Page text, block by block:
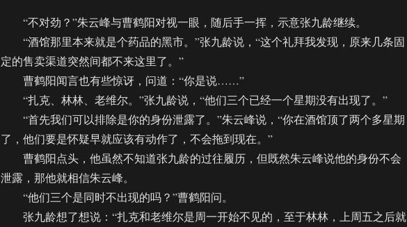
“不对劲？”朱云峰与曹鹤阳对视一眼，随后手一挥，示意张九龄继续。
“酒馆那里本来就是个药品的黑市。”张九龄说，“这个礼拜我发现，原来几条固
定的售卖渠道突然间都不来这里了。”
曹鹤阳闻言也有些惊讶，问道：“你是说……”
“扎克、林林、老维尔。”张九龄说，“他们三个已经一个星期没有出现了。”
“首先我们可以排除是你的身份泄露了。”朱云峰说，“你在酒馆顶了两个多星期
了，他们要是怀疑早就应该有动作了，不会拖到现在。”
曹鹤阳点头，他虽然不知道张九龄的过往履历，但既然朱云峰说他的身份不会
泄露，那他就相信朱云峰。
“他们三个是同时不出现的吗？”曹鹤阳问。
张九龄想了想说：“扎克和老维尔是周一开始不见的，至于林林，上周五之后就